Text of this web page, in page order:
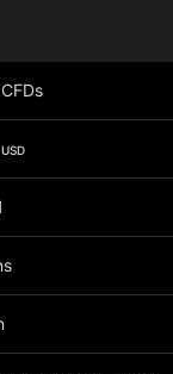
USD